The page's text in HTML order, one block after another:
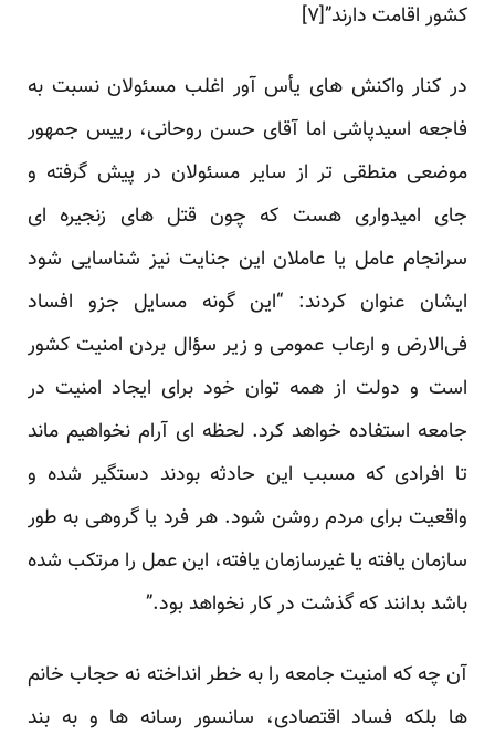
کشور اقامت دارند”[۷]
در کنار واکنش های یأس آور اغلب مسئولان نسبت به
فاجعه اسیدپاشی اما آقای حسن روحانی، رییس جمهور
موضعی منطقی تر از سایر مسئولان در پیش گرفته و
جای امیدواری هست که چون قتل های زنجیره ای
سرانجام عامل یا عاملان این جنایت نیز شناسایی شود
ایشان عنوان کردند: “این گونه مسایل جزو افساد
فی‌الارض و ارعاب عمومی و زیر سؤال بردن امنیت کشور
است و دولت از همه توان خود برای ایجاد امنیت در
جامعه استفاده خواهد کرد. لحظه ای آرام نخواهیم ماند
تا افرادی که مسبب این حادثه بودند دستگیر شده و
واقعیت برای مردم روشن شود. هر فرد یا گروهی به طور
سازمان یافته یا غیرسازمان یافته، این عمل را مرتکب شده
باشد بدانند که گذشت در کار نخواهد بود.”
آن چه که امنیت جامعه را به خطر انداخته نه حجاب خانم
ها بلکه فساد اقتصادی، سانسور رسانه ها و به بند